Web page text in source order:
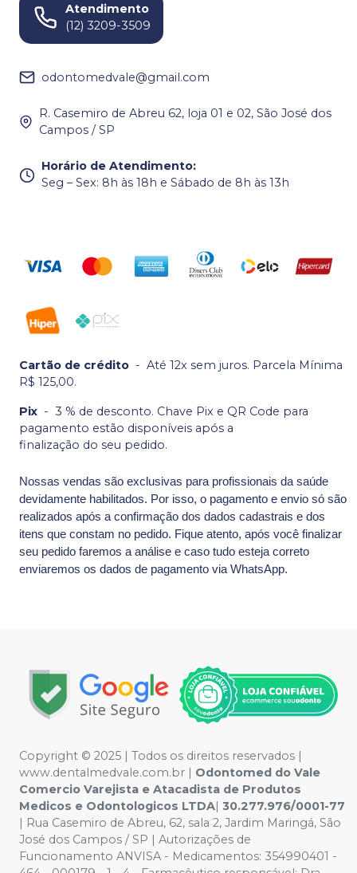
Atendimento
(12) 3209-3509
odontomedvale@gmail.com
R. Casemiro de Abreu 62, loja 01 e 02, São José dos
Campos / SP
Horário de Atendimento:
Seg – Sex: 8h às 18h e Sábado de 8h às 13h
Cartão de crédito - Até 12x sem juros. Parcela Mínima
R$ 125,00.
Pix - 3 % de desconto. Chave Pix e QR Code para
pagamento estão disponíveis após a
finalização do seu pedido.
Nossas vendas são exclusivas para profissionais da saúde
devidamente habilitados. Por isso, o pagamento e envio só são
realizados após a confirmação dos dados cadastrais e dos
itens que constam no pedido. Fique atento, após você finalizar
seu pedido faremos a análise e caso tudo esteja correto
enviaremos os dados de pagamento via WhatsApp.
Copyright © 2025 | Todos os direitos reservados |
www.dentalmedvale.com.br | Odontomed do Vale
Comercio Varejista e Atacadista de Produtos
Medicos e Odontologicos LTDA 30.277.976/0001-77
| Rua Casemiro de Abreu, 62, sala 2, Jardim Maringá, São
José dos Campos / SP | Autorizações de
Funcionamento ANVISA - Medicamentos: 354990401 -